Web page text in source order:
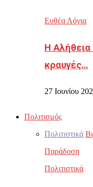
Ευθέα Λόγια
Η
κραυγές…
27 Ιουνίου
Πολιτισμός
Πολιτιστικά
Παράδοση
Πολιτιστικά